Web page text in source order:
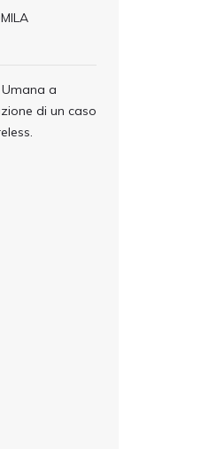
a
di un caso